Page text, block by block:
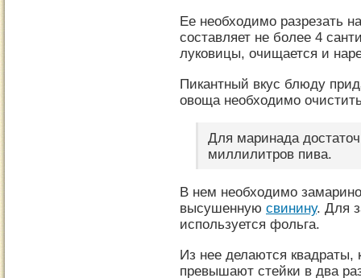
Ее необходимо разрезать
составляет не более 4
луковицы, очищается и
Пикантный вкус блюду
овоща необходимо
Для маринада
миллилитров пива.
В нем необходимо
высушенную свинину. Для
используется фольга.
Из нее делаются
превышают стейки в два